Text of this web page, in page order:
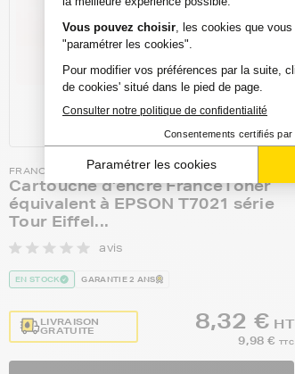
FRANCETONER
Cartouche d'encre FranceToner
équivalent à EPSON T7021 série
Tour Eiffel...
avis
EN STOCK GARANTIE 2 ANS
LIVRAISON
GRATUITE 8,32 € HT
9,98 € TTC